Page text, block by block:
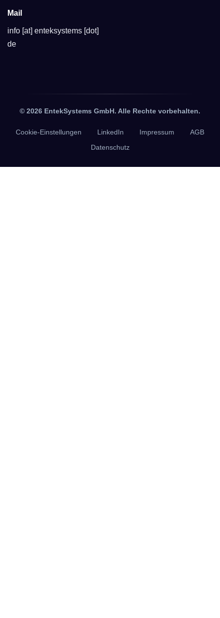
Mail
info [at] enteksystems [dot]
de
© 2026 EntekSystems GmbH. Alle Rechte vorbehalten.
Cookie-Einstellungen LinkedIn Impressum
AGB
Datenschutz